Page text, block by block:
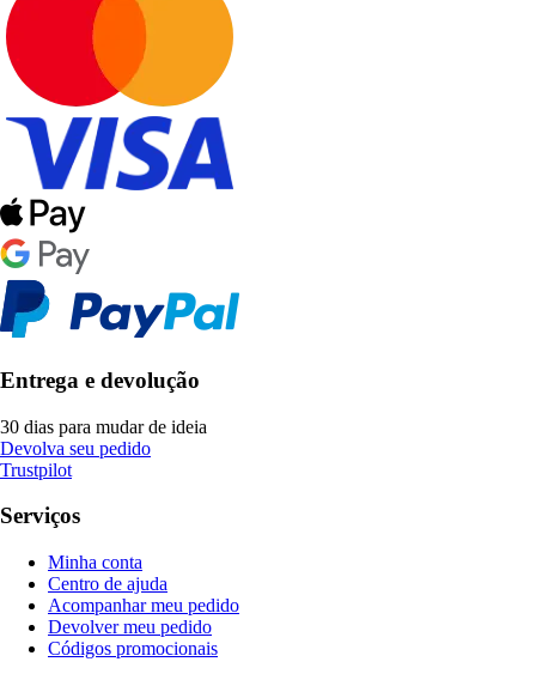
Entrega e devolução
30 dias para mudar de ideia
Devolva seu pedido
Trustpilot
Serviços
Minha conta
Centro de ajuda
Acompanhar meu pedido
Devolver meu pedido
Códigos promocionais